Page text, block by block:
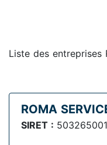
Liste des entreprises
ROMA
SIRET :